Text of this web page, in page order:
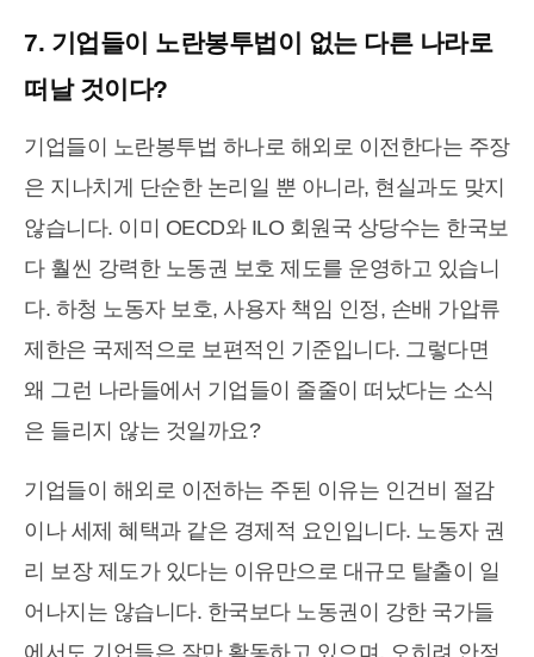
7. 기업들이 노란봉투법이 없는 다른 나라로
떠날 것이다?
기업들이 노란봉투법 하나로 해외로 이전한다는 주장
은 지나치게 단순한 논리일 뿐 아니라, 현실과도 맞지
않습니다. 이미 OECD와 ILO 회원국 상당수는 한국보
다 훨씬 강력한 노동권 보호 제도를 운영하고 있습니
다. 하청 노동자 보호, 사용자 책임 인정, 손배 가압류
제한은 국제적으로 보편적인 기준입니다. 그렇다면
왜 그런 나라들에서 기업들이 줄줄이 떠났다는 소식
은 들리지 않는 것일까요?
기업들이 해외로 이전하는 주된 이유는 인건비 절감
이나 세제 혜택과 같은 경제적 요인입니다. 노동자 권
리 보장 제도가 있다는 이유만으로 대규모 탈출이 일
어나지는 않습니다. 한국보다 노동권이 강한 국가들